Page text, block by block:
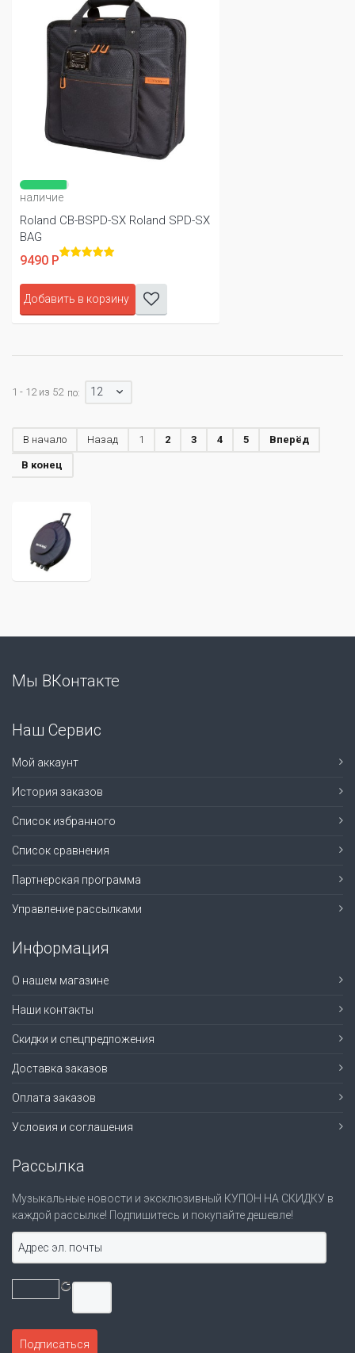
наличие
Roland CB-BSPD-SX Roland SPD-SX
BAG
9490 Р
Добавить в корзину
1 - 12 из 52 по: 12
В начало Назад 1 2 3 4 5 Вперёд
В конец
Мы ВКонтакте
Наш Сервис
Мой аккаунт
История заказов
Список избранного
Список сравнения
Партнерская программа
Управление рассылками
Информация
О нашем магазине
Наши контакты
Скидки и спецпредложения
Доставка заказов
Оплата заказов
Условия и соглашения
Рассылка
Музыкальные новости и эксклюзивный КУПОН НА СКИДКУ в
каждой рассылке! Подпишитесь и покупайте дешевле!